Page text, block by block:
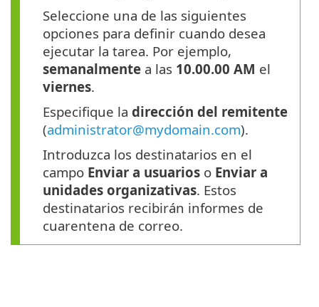
Seleccione una de las siguientes
opciones para definir cuando desea
ejecutar la tarea. Por ejemplo,
semanalmente a las 10.00.00 AM el
viernes.
Especifique la dirección del remitente
(administrator@mydomain.com).
Introduzca los destinatarios en el
campo Enviar a usuarios o Enviar a
unidades organizativas. Estos
destinatarios recibirán informes de
cuarentena de correo.